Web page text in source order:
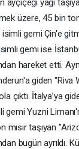
ayçiçeği yağı
üzere, 45 bin
isimli gemi Çin'e
isimli gemi ise
hareket etti.
giden
çıktı. İtalya’ya
gemi Yuzni
mısır taşıyan
bugün ayrıldı.